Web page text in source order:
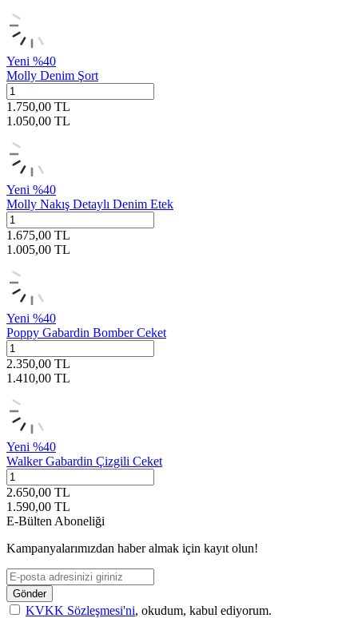
Yeni %40
Molly Denim Şort
1.750,00 TL
1.050,00 TL
Yeni %40
Molly Nakış Detaylı Denim Etek
1.675,00 TL
1.005,00 TL
Yeni %40
Poppy Gabardin Bomber Ceket
2.350,00 TL
1.410,00 TL
Yeni %40
Walker Gabardin Çizgili Ceket
2.650,00 TL
1.590,00 TL
E-Bülten Aboneliği
Kampanyalarımızdan haber almak için kayıt olun!
Gönder
KVKK Sözleşmesi'ni, okudum, kabul ediyorum.